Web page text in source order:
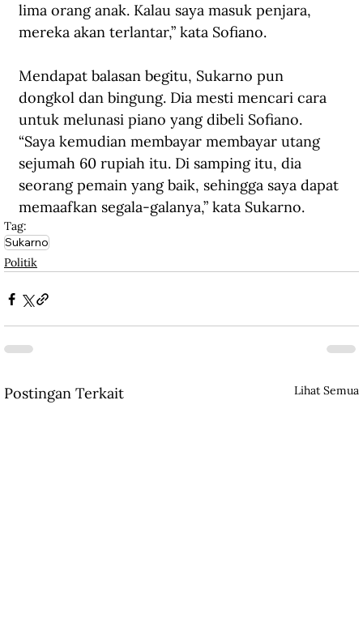
lima orang anak. Kalau saya masuk penjara,
mereka akan terlantar,” kata Sofiano.
Mendapat balasan begitu, Sukarno pun
dongkol dan bingung. Dia mesti mencari cara
untuk melunasi piano yang dibeli Sofiano.
“Saya kemudian membayar membayar utang
sejumah 60 rupiah itu. Di samping itu, dia
seorang pemain yang baik, sehingga saya dapat
memaafkan segala-galanya,” kata Sukarno.
Tag:
Sukarno
Politik
Postingan Terkait Lihat Semua